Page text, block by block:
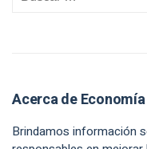
Acerca de
Brindamos información